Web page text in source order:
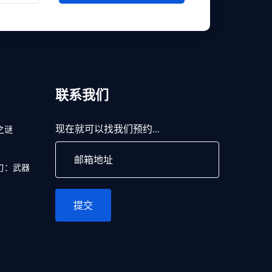
谜
：武器
联系我们
现在就可以找我们预约...
提交